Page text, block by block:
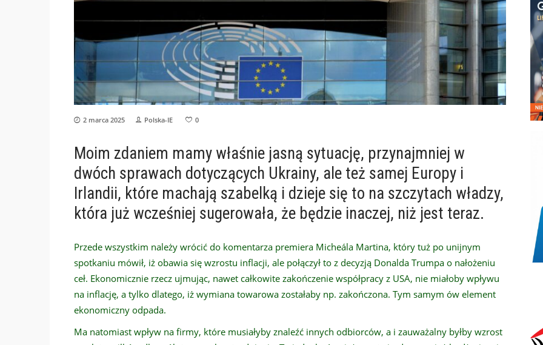
2 marca 2025 Polska-IE 0
Moim zdaniem mamy właśnie jasną sytuację, przynajmniej w
dwóch sprawach dotyczących Ukrainy, ale też samej Europy i
Irlandii, które machają szabelką i dzieje się to na szczytach władzy,
która już wcześniej sugerowała, że będzie inaczej, niż jest teraz.
Przede wszystkim należy wrócić do komentarza premiera Micheála Martina, który tuż po unijnym
spotkaniu mówił, iż obawia się wzrostu inflacji, ale połączył to z decyzją Donalda Trumpa o nałożeniu
ceł. Ekonomicznie rzecz ujmując, nawet całkowite zakończenie współpracy z USA, nie miałoby wpływu
na inflację, a tylko dlatego, iż wymiana towarowa zostałaby np. zakończona. Tym samym ów element
ekonomiczny odpada.
Ma natomiast wpływ na firmy, które musiałyby znaleźć innych odbiorców, a i zauważalny byłby wzrost